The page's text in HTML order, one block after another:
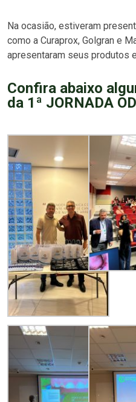
Na ocasião, estiveram
como a Curaprox, Golgran e
apresentaram seus produtos
Confira abaixo
da 1ª JORNADA